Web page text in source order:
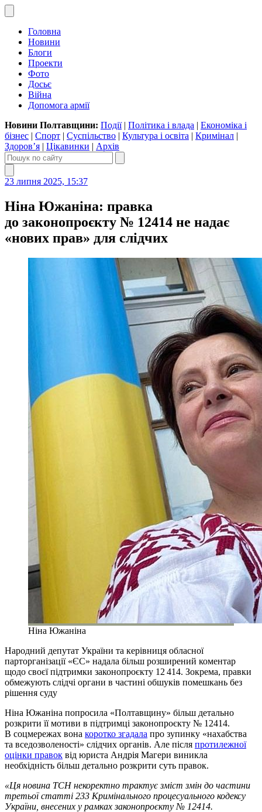
Головна
Новини
Блоги
Проекти
Фото
Досьє
Війна
Допомога армії
Новини Полтавщини: Події| Політика і влада | Економіка і
бізнес | Спорт | Суспільство | Культура і освіта | Кримінал |
Здоров’я | Цікавинки | Архів
23 липня 2025, 15:37
Ніна Южаніна: правка
до законопроєкту № 12414 не надає
«нових прав» для слідчих
Ніна Южаніна
Народний депутат України та керівниця обласної
парторганізації «ЄС» надала більш розширений коментар
щодо своєї підтримки законопроєкту 12 414. Зокрема, правки
обмежують слідчі органи в частині обшуків помешкань без
рішення суду
Ніна Южаніна попросила «Полтавщину» більш детально
розкрити її мотиви в підтримці законопроєкту № 12414.
В соцмережах вона коротко згадала про зупинку «нахабства
та вседозволеності» слідчих органів. Але після протилежної
оцінки правок від юриста Андрія Магери виникла
необхідність більш детально розкрити суть правок.
«Ця новина ТСН некоректно трактує зміст змін до частини
третьої статті 233 Кримінального процесуального кодексу
України, внесених у рамках законопроєкту № 12414.